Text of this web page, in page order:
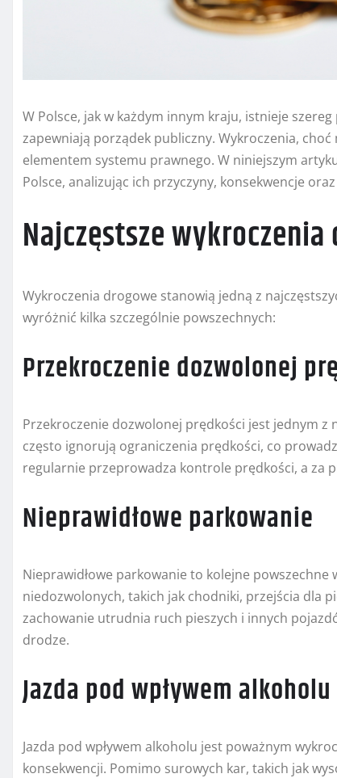
W Polsce, jak w każdym innym kraju, istnieje
zapewniają porządek publiczny. Wykroczenia,
elementem systemu prawnego. W niniejszym
Polsce, analizując ich przyczyny, konsekwencje
Najczęstsze
Wykroczenia drogowe stanowią jedną z
wyróżnić kilka szczególnie powszechnych:
Przekroczenie dozwolonej
Przekroczenie dozwolonej prędkości jest jednym z
często ignorują ograniczenia prędkości, co
regularnie przeprowadza kontrole prędkości, a za
Nieprawidłowe parkowanie
Nieprawidłowe parkowanie to kolejne
niedozwolonych, takich jak chodniki, przejścia dla
zachowanie utrudnia ruch pieszych i innych
drodze.
Jazda pod wpływem alkoholu
Jazda pod wpływem alkoholu jest poważnym
konsekwencji. Pomimo surowych kar, takich jak